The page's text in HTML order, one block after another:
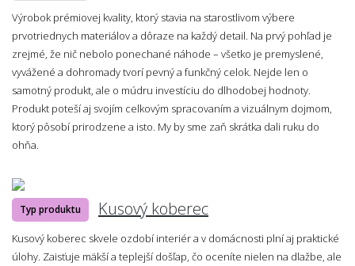
Výrobok prémiovej kvality, ktorý stavia na starostlivom výbere
prvotriednych materiálov a dôraze na každý detail. Na prvý pohľad je
zrejmé, že nič nebolo ponechané náhode – všetko je premyslené,
vyvážené a dohromady tvorí pevný a funkčný celok. Nejde len o
samotný produkt, ale o múdru investíciu do dlhodobej hodnoty.
Produkt poteší aj svojím celkovým spracovaním a vizuálnym dojmom,
ktorý pôsobí prirodzene a isto. My by sme zaň skrátka dali ruku do
ohňa.
Typ produktu Kusový koberec
Kusový koberec skvele ozdobí interiér a v domácnosti plní aj praktické
úlohy. Zaisťuje mäkší a teplejší došľap, čo oceníte nielen na dlažbe, ale